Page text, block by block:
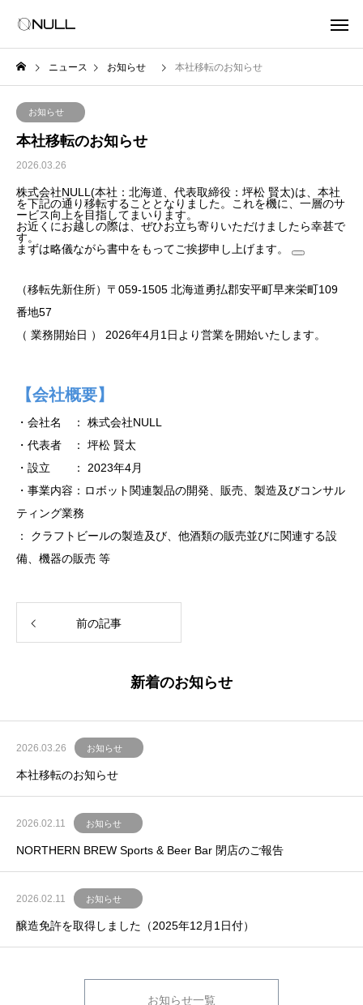
ニュース お知らせ 本社移転のお知らせ
お知らせ
本社移転のお知らせ
2026.03.26
株式会社NULL(本社：北海道、代表取締役：坪松 賢太)は、本社
を下記の通り移転することとなりました。これを機に、一層のサ
ービス向上を目指してまいります。
お近くにお越しの際は、ぜひお立ち寄りいただけましたら幸甚で
す。
まずは略儀ながら書中をもってご挨拶申し上げます。
（移転先新住所）〒059-1505 北海道勇払郡安平町早来栄町109
番地57
（ 業務開始日 ） 2026年4月1日より営業を開始いたします。
【会社概要】
・会社名 ： 株式会社NULL
・代表者 ： 坪松 賢太
・設立 ： 2023年4月
・事業内容：ロボット関連製品の開発、販売、製造及びコンサル
ティング業務
： クラフトビールの製造及び、他酒類の販売並びに関連する設
備、機器の販売 等
前の記事
新着のお知らせ
2026.03.26 お知らせ
本社移転のお知らせ
2026.02.11 お知らせ
NORTHERN BREW Sports & Beer Bar 閉店のご報告
2026.02.11 お知らせ
醸造免許を取得しました（2025年12月1日付）
お知らせ一覧